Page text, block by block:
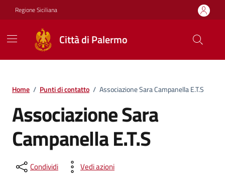
Vai ai contenuti
Vai al footer
Regione Siciliana
Città di Palermo
Home / Punti di contatto / Associazione Sara Campanella E.T.S
Associazione Sara
Campanella E.T.S
Condividi Vedi azioni